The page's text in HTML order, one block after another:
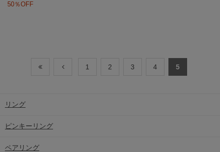
50％OFF
1 2 3 4 5
リング
ピンキーリング
ペアリング